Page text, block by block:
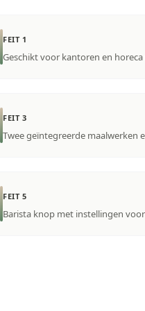
FEIT 1
Geschikt voor kantoren en
FEIT 3
Twee geïntegreerde maalwerken
FEIT 5
Barista knop met instellingen